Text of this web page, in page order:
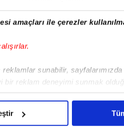
amaçları ile çerezler
sunabilir,
bir reklam deneyimi sunmak
ve bu noktada, reklamların